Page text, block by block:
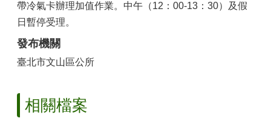
鄰
里
資
災
帶冷氣卡辦理加值作業。中午（12：00-13：30）及假
日暫停受理。
發布機關
臺北市文山區公所
相關檔案